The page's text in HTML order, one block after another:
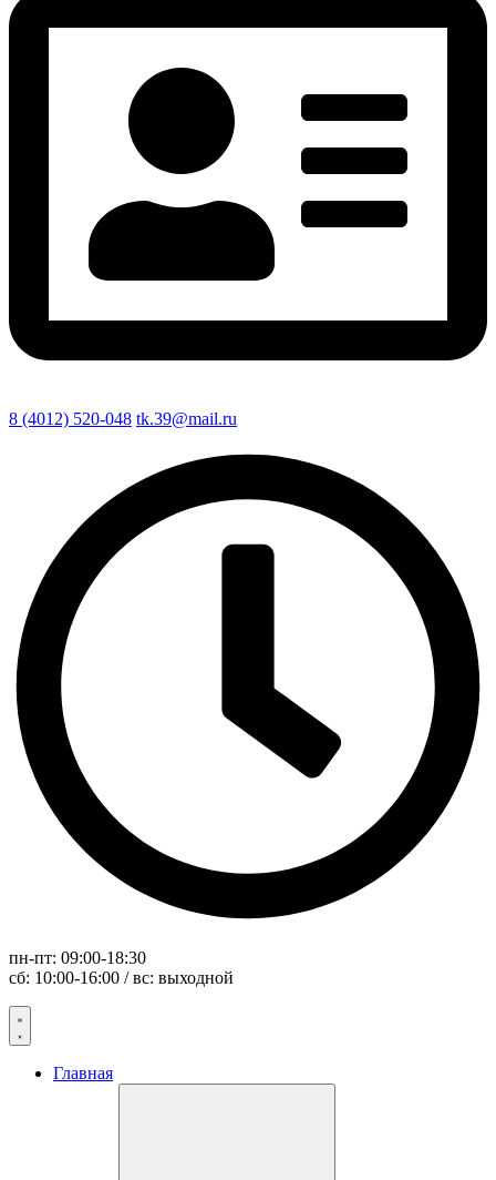
8 (4012) 520-048 tk.39@mail.ru
пн-пт: 09:00-18:30
сб: 10:00-16:00 / вс: выходной
Главная